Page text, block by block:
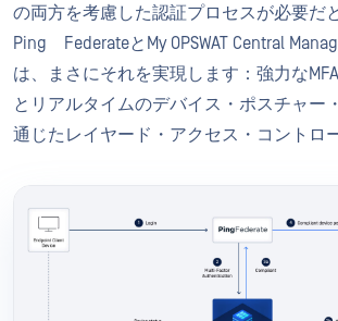
の両方を考慮した認証プロセスが必要だ
Ping FederateとMy OPSWAT Central
は、まさにそれを実現します：強力な
とリアルタイムのデバイス・ポスチャー
通じたレイヤード・アクセス・コントロ